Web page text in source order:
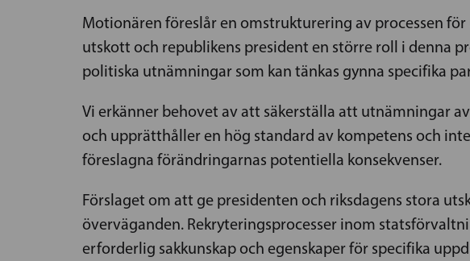
Motionären föreslår en omstrukturering av processen
utskott och republikens president en större roll i denna
politiska utnämningar som kan tänkas gynna specifika
Vi erkänner behovet av att säkerställa att utnämningar
och upprätthåller en hög standard av kompetens och
föreslagna förändringarnas potentiella konsekvenser.
Förslaget om att ge presidenten och riksdagens stora
överväganden. Rekryteringsprocesser inom
erforderlig sakkunskap och egenskaper för specifika